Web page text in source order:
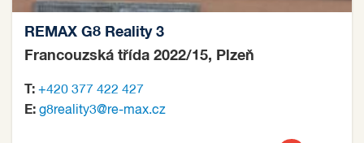
REMAX G8 Reality 3
Francouzská třída 2022/15, Plzeň
T: +420 377 422 427
E: g8reality3@re-max.cz